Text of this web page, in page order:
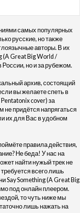
самых популярных
русские, но также
авторы. В их
(A Great Big World /
России, но и за рубежом.
архив, состоящий
вы желаете спеть в
cover) за
не придётся напрягаться
их для Вас в удобном
правила действия,
Не беда! У нас на
найти нужый трек не
всего лишь
Say Something (A Great Big
под онлайн плеером.
то чуть ниже мы
лишь нажать на